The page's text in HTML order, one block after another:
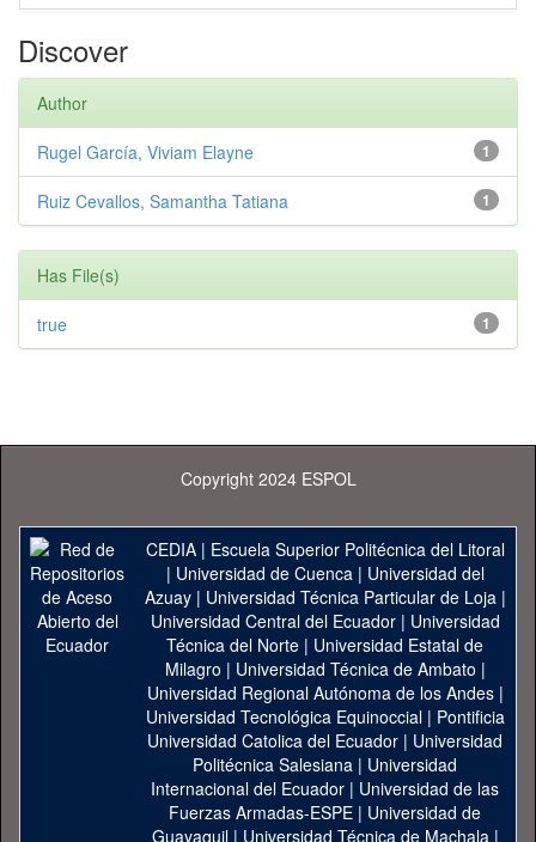
Discover
Author
1
Rugel García, Viviam Elayne
1
Ruiz Cevallos, Samantha Tatiana
Has File(s)
1
true
Copyright 2024 ESPOL
CEDIA| Escuela Superior Politécnica del Litoral
| Universidad de Cuenca| Universidad del
Azuay| Universidad Técnica Particular de Loja|
Universidad Central del Ecuador| Universidad
Técnica del Norte | Universidad Estatal de
Milagro | Universidad Técnica de Ambato |
Universidad Regional Autónoma de los Andes|
Universidad Tecnológica Equinoccial| Pontificia
Universidad Catolica del Ecuador | Universidad
Politécnica Salesiana | Universidad
Internacional del Ecuador | Universidad de las
Fuerzas Armadas-ESPE | Universidad de
Guayaquil| Universidad Técnica de Machala |